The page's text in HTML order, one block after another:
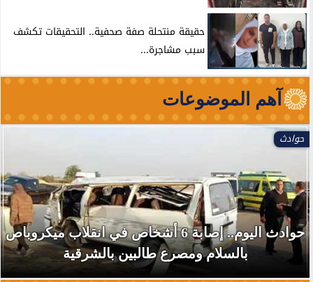
حقيقة منتحلة صفة صحفية.. التحقيقات تكشف
سبب مشاجرة...
آهم الموضوعات
حوادث
حوادث اليوم.. إصابة 6 أشخاص في انقلاب ميكروباص
بالسلام ومصرع طالبين بالشرقية